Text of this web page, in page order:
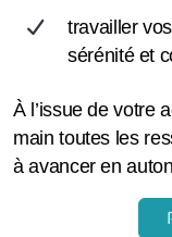
travailler
sérénité et
À l’issue de votre
main toutes les
à avancer en